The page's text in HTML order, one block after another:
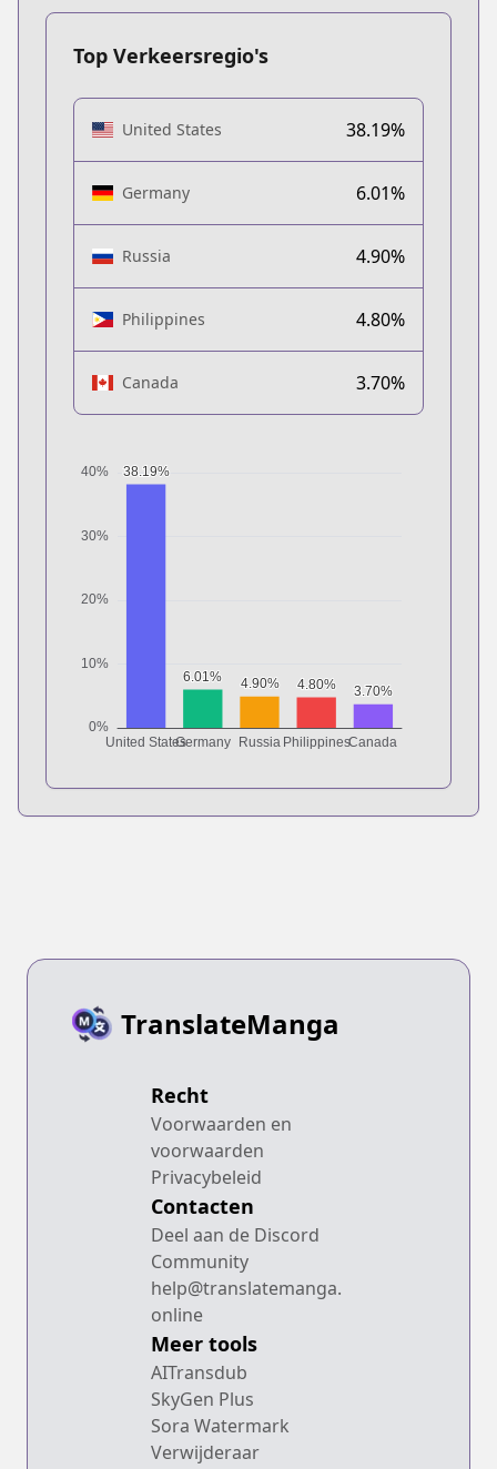
Top Verkeersregio's
United States 38.19%
Germany 6.01%
Russia 4.90%
Philippines 4.80%
Canada 3.70%
TranslateManga
Recht
Voorwaarden en
voorwaarden
Privacybeleid
Contacten
Deel aan de Discord
Community
help@translatemanga.
online
Meer tools
AITransdub
SkyGen Plus
Sora Watermark
Verwijderaar